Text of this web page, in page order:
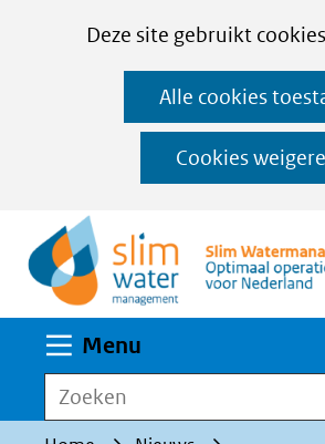
CookiesDeze site gebruikt
op
deze
website
worden
toegestaan
of
Alle cookies
Cookies
Ga
naar
de
Menu
Zoeken